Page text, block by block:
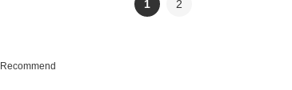
1 2
Recommend